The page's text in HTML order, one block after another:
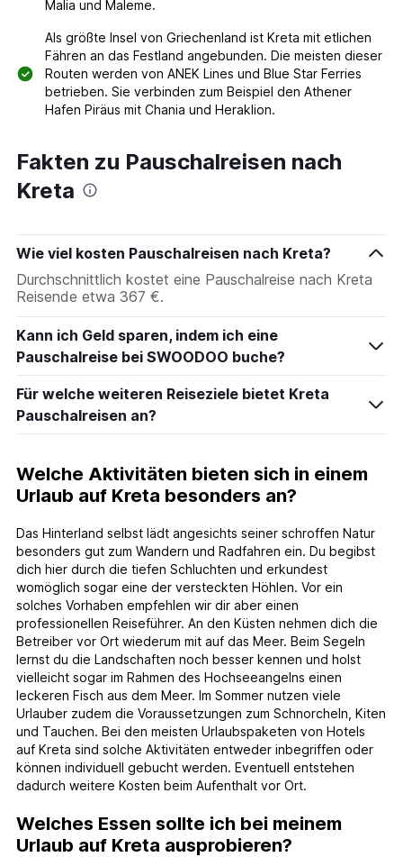
Malia und Maleme.
Als größte Insel von Griechenland ist Kreta mit etlichen
Fähren an das Festland angebunden. Die meisten dieser
Routen werden von ANEK Lines und Blue Star Ferries
betrieben. Sie verbinden zum Beispiel den Athener
Hafen Piräus mit Chania und Heraklion.
Fakten zu Pauschalreisen nach
Kreta
Wie viel kosten Pauschalreisen nach Kreta?
Durchschnittlich kostet eine Pauschalreise nach Kreta
Reisende etwa 367 €.
Kann ich Geld sparen, indem ich eine
Pauschalreise bei SWOODOO buche?
Für welche weiteren Reiseziele bietet Kreta
Pauschalreisen an?
Welche Aktivitäten bieten sich in einem
Urlaub auf Kreta besonders an?
Das Hinterland selbst lädt angesichts seiner schroffen Natur
besonders gut zum Wandern und Radfahren ein. Du begibst
dich hier durch die tiefen Schluchten und erkundest
womöglich sogar eine der versteckten Höhlen. Vor ein
solches Vorhaben empfehlen wir dir aber einen
professionellen Reiseführer. An den Küsten nehmen dich die
Betreiber vor Ort wiederum mit auf das Meer. Beim Segeln
lernst du die Landschaften noch besser kennen und holst
vielleicht sogar im Rahmen des Hochseeangelns einen
leckeren Fisch aus dem Meer. Im Sommer nutzen viele
Urlauber zudem die Voraussetzungen zum Schnorcheln, Kiten
und Tauchen. Bei den meisten Urlaubspaketen von Hotels
auf Kreta sind solche Aktivitäten entweder inbegriffen oder
können individuell gebucht werden. Eventuell entstehen
dadurch weitere Kosten beim Aufenthalt vor Ort.
Welches Essen sollte ich bei meinem
Urlaub auf Kreta ausprobieren?